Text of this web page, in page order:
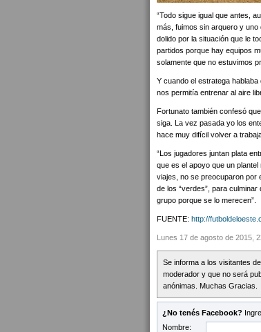
“Todo sigue igual que antes,
más, fuimos sin arquero y
dolido por la situación que le
partidos porque hay equipos
solamente que no estuvimos
Y cuando el estratega
nos permitía entrenar al aire
Fortunato también confesó
siga. La vez pasada yo los
hace muy difícil volver a
“Los jugadores juntan plata
que es el apoyo que un
viajes, no se preocuparon por
de los “verdes”, para
grupo porque se lo merecen”.
FUENTE: http://
Lunes 17 de agosto de 2015,
Se informa a los visitantes
moderador y que no será
anónimas. Muchas Gracias.
¿No tenés Facebook?
Nombre: